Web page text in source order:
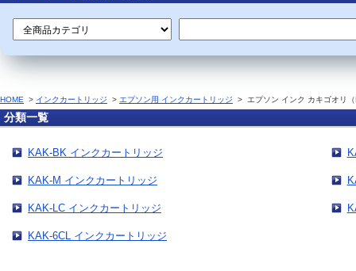
HOME > インクカートリッジ > エプソン用 インクカートリッジ > エプソン インク カキゴオリ
分類一覧
KAK-BK インクカートリッジ
KAK-M インクカートリッジ
KAK-LC インクカートリッジ
KAK-6CL インクカートリッジ